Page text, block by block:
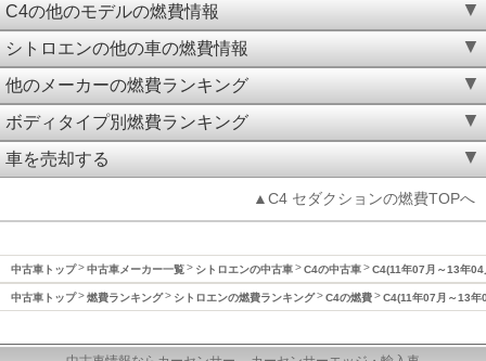
C4の他のモデルの燃費情報
シトロエンの他の車の燃費情報
他のメーカーの燃費ランキング
ボディタイプ別燃費ランキング
車を売却する
▲C4 セダクションの燃費TOPへ
中古車トップ 中古車メーカー一覧 シトロエンの中古車 C4の中古車 C4(11年07月～13年04
中古車トップ 燃費ランキング シトロエンの燃費ランキング C4の燃費 C4(11年07月～13年